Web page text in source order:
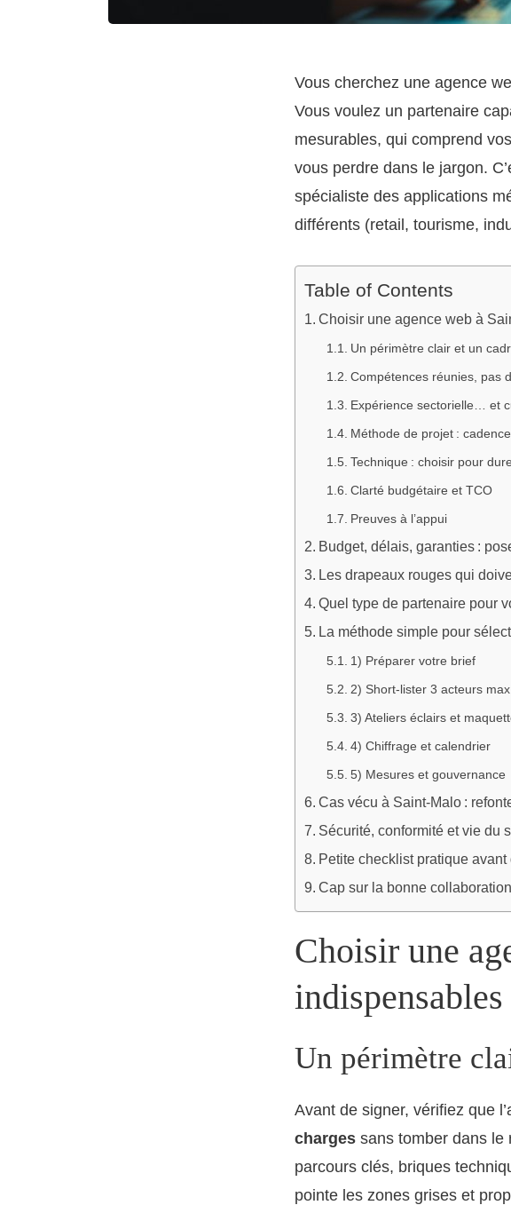
Vous cherchez une agence
Vous voulez un partenaire
mesurables, qui comprend
vous perdre dans le jargon.
spécialiste des applications
différents (retail, tourisme,
Table of Contents
Choisir une agence web à
Un périmètre clair et un
Compétences réunies, pas
Expérience sectorielle… et
Méthode de projet :
Technique : choisir pour
Clarté budgétaire et TCO
Preuves à l’appui
Budget, délais, garanties :
Les drapeaux rouges qui
Quel type de partenaire pour
La méthode simple pour
1) Préparer votre brief
2) Short‑lister 3 acteurs max
3) Ateliers éclairs et
4) Chiffrage et calendrier
5) Mesures et gouvernance
Cas vécu à Saint‑Malo :
Sécurité, conformité et vie du
Petite checklist pratique avant
Cap sur la bonne collaboration
Choisir une
indispensables
Un périmètre
Avant de signer, vérifiez que
charges sans tomber dans le
parcours clés, briques
pointe les zones grises et